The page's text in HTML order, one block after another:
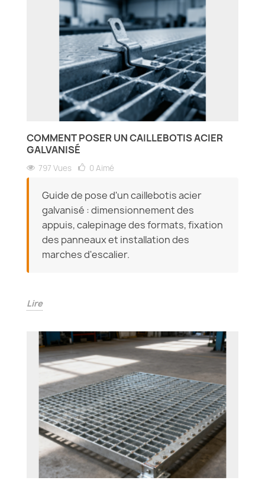
COMMENT POSER UN CAILLEBOTIS ACIER
GALVANISÉ
797 Vues 0 Aimé
Guide de pose d'un caillebotis acier
galvanisé : dimensionnement des
appuis, calepinage des formats, fixation
des panneaux et installation des
marches d'escalier.
Lire